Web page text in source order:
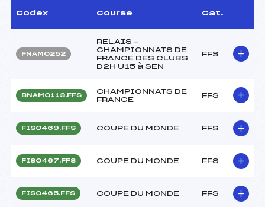
Codex Course Cat.
FNAM0252
RELAIS –
CHAMPIONNATS DE
FRANCE DES CLUBS
D2H U15 à SEN
FFS
BNAM0113.FFS
CHAMPIONNATS DE
FRANCE
FFS
FIS0469.FFS COUPE DU MONDE FFS
FIS0467.FFS COUPE DU MONDE FFS
FIS0465.FFS COUPE DU MONDE FFS